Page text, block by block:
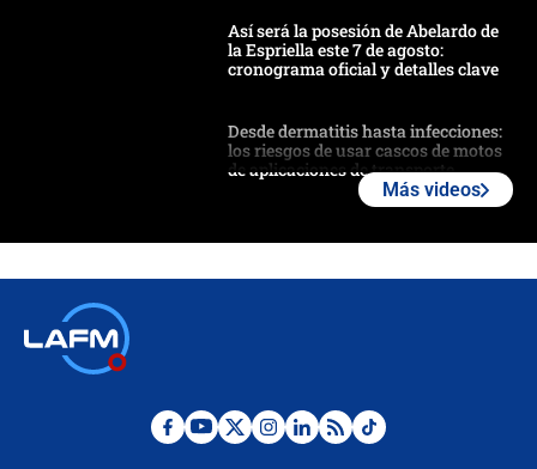
Así será la posesión de Abelardo de
la Espriella este 7 de agosto:
cronograma oficial y detalles clave
Desde dermatitis hasta infecciones:
los riesgos de usar cascos de motos
de aplicaciones de transporte
Posesión de Abelardo De La Espriella
Más videos